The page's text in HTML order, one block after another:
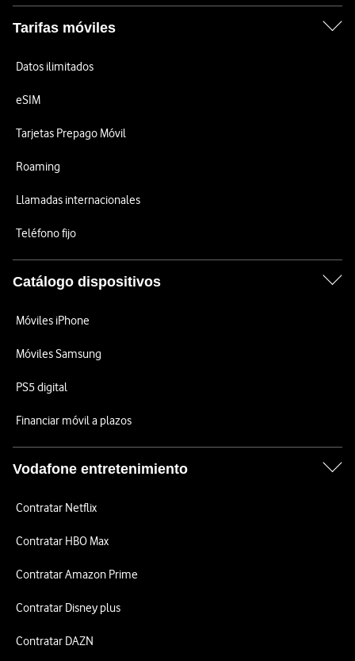
Tarifas móviles
Datos ilimitados
eSIM
Tarjetas Prepago Móvil
Roaming
Llamadas internacionales
Teléfono fijo
Catálogo dispositivos
Móviles iPhone
Móviles Samsung
PS5 digital
Financiar móvil a plazos
Vodafone entretenimiento
Contratar Netflix
Contratar HBO Max
Contratar Amazon Prime
Contratar Disney plus
Contratar DAZN